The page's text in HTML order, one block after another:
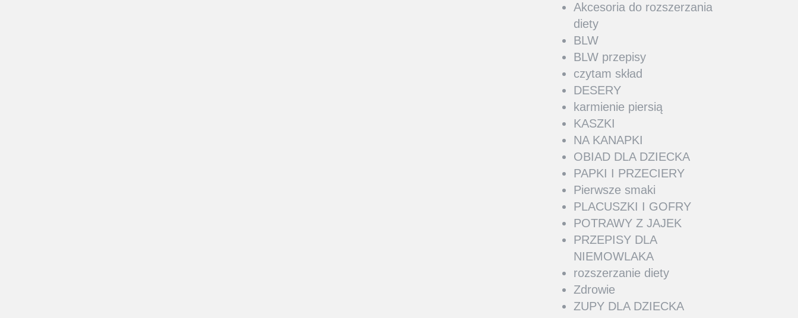
Akcesoria do rozszerzania
diety
BLW
BLW przepisy
czytam skład
DESERY
karmienie piersią
KASZKI
NA KANAPKI
OBIAD DLA DZIECKA
PAPKI I PRZECIERY
Pierwsze smaki
PLACUSZKI I GOFRY
POTRAWY Z JAJEK
PRZEPISY DLA
NIEMOWLAKA
rozszerzanie diety
Zdrowie
ZUPY DLA DZIECKA